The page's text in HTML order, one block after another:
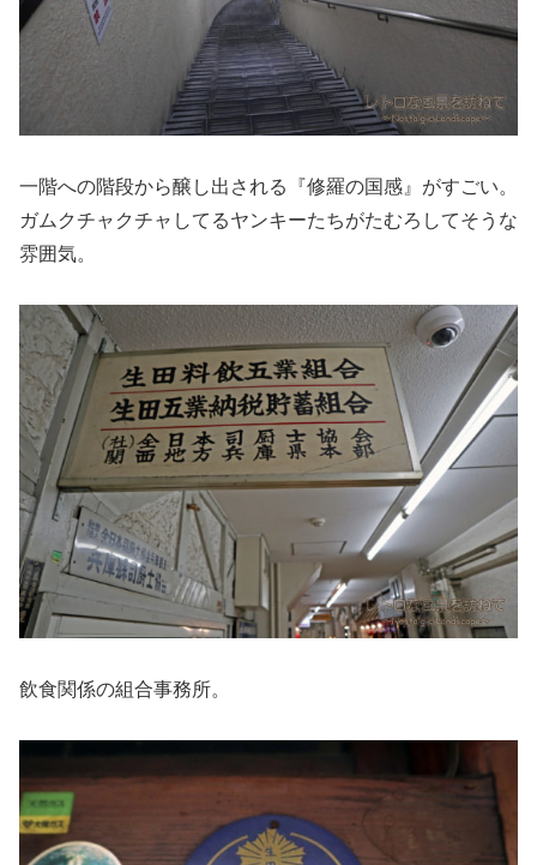
一階への階段から醸し出される『修羅の国感』がすごい。
ガムクチャクチャしてるヤンキーたちがたむろしてそうな
雰囲気。
飲食関係の組合事務所。